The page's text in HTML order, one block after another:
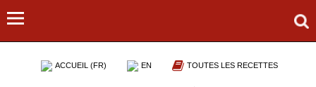
ACCUEIL (FR) EN TOUTES LES RECETTES